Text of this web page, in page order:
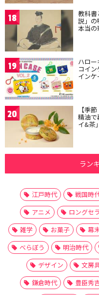
18 教科書
説」の
本当の
19 ハロ
コイ
イン
20 【季
精油で
イ&茶
ラン
江戸時代 戦国時
アニメ
ロングセ
雑学
お菓子 幕
べらぼう
明治時代
デザイン
文房
鎌倉時代
豊臣秀